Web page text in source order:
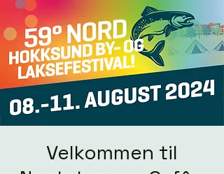
Velkommen til